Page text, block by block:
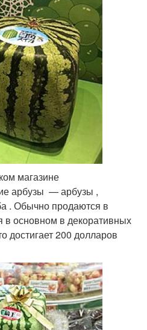
магазине
арбузы — арбузы ,
. Обычно продаются в
в основном в декоративных
достигает 200 долларов